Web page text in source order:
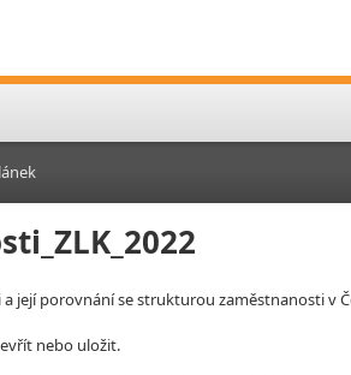
její porovnání se strukturou zaměstnanosti v
nebo uložit.